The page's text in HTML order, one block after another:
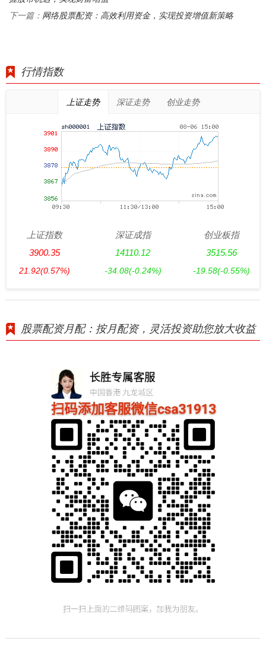
下一篇： 网络股票配资：高效利用资金，实现投资增值新策略
行情指数
上证走势 深证走势 创业走势
上证指数
3900.35
21.92(0.57%)
深证成指
14110.12
-34.08(-0.24%)
创业板指
3515.56
-19.58(-0.55%)
股票配资月配：按月配资，灵活投资助您放大收益